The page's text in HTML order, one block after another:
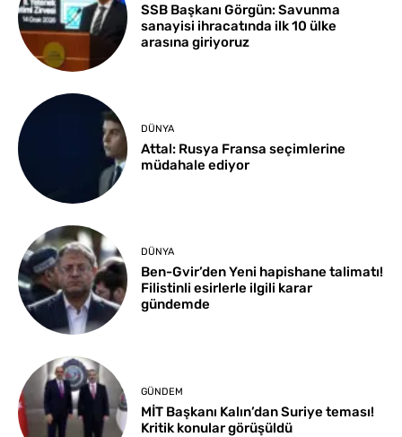
SSB Başkanı Görgün: Savunma
sanayisi ihracatında ilk 10 ülke
arasına giriyoruz
DÜNYA
Attal: Rusya Fransa seçimlerine
müdahale ediyor
DÜNYA
Ben-Gvir’den Yeni hapishane talimatı!
Filistinli esirlerle ilgili karar
gündemde
GÜNDEM
MİT Başkanı Kalın’dan Suriye teması!
Kritik konular görüşüldü